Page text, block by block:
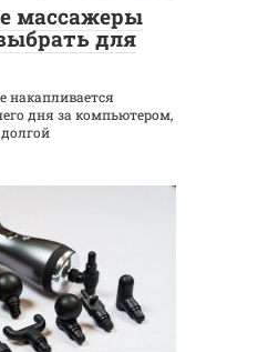
массажеры
для
дня за компьютером,